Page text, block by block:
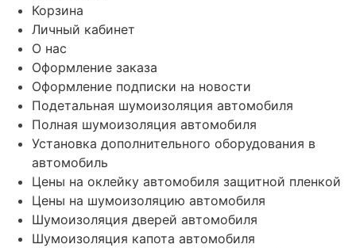
Корзина
Личный кабинет
О нас
Оформление заказа
Оформление подписки на новости
Подетальная шумоизоляция автомобиля
Полная шумоизоляция автомобиля
Установка дополнительного оборудования в
автомобиль
Цены на оклейку автомобиля защитной пленкой
Цены на шумоизоляцию автомобиля
Шумоизоляция дверей автомобиля
Шумоизоляция капота автомобиля